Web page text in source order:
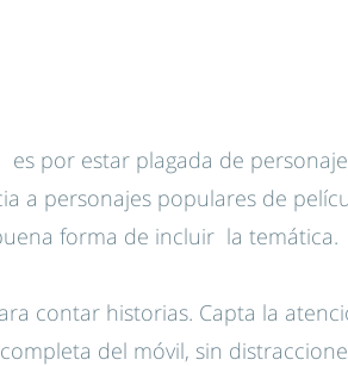
por estar plagada de
a personajes populares de
forma de incluir la temática.
contar historias. Capta la
del móvil, sin